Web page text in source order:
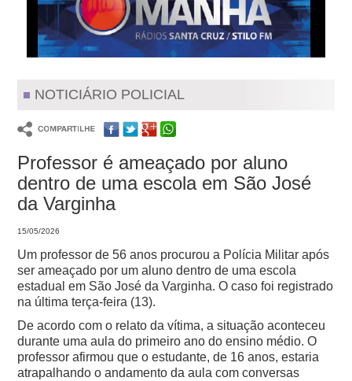
NOTICIÁRIO POLICIAL
Professor é ameaçado por aluno
dentro de uma escola em São José
da Varginha
15/05/2026
Um professor de 56 anos procurou a Polícia Militar após
ser ameaçado por um aluno dentro de uma escola
estadual em São José da Varginha. O caso foi registrado
na última terça-feira (13).
De acordo com o relato da vítima, a situação aconteceu
durante uma aula do primeiro ano do ensino médio. O
professor afirmou que o estudante, de 16 anos, estaria
atrapalhando o andamento da aula com conversas